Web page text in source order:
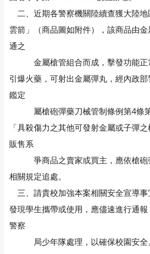
二、近期各警察機關陸續查獲大陸
雲箭」（商品圖如附件），該商品由
通之
金屬槍管組合而成，擊發功能正
引爆火藥，可射出金屬彈丸，經內政
鑑定
屬槍砲彈藥刀械管制條例第4條第
「具殺傷力之其他可發射金屬或子彈
販售系
爭商品之賣家或買主，應依槍砲
相關規定追處。
三、請貴校加強本案相關安全宣導
發現學生攜帶或使用，應儘速進行通
警察
局少年隊處理，以確保校園安全。